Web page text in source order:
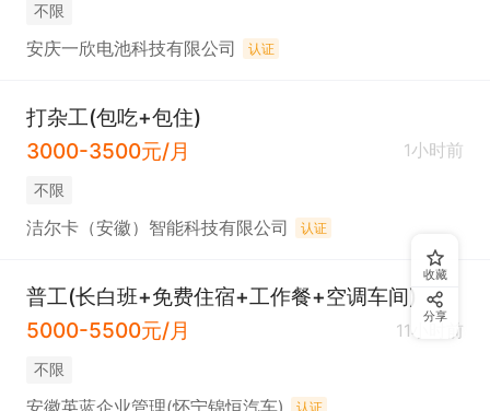
不限
安庆一欣电池科技有限公司 认证
打杂工(包吃+包住)
3000-3500元/月
1小时前
不限
洁尔卡（安徽）智能科技有限公司 认证
普工(长白班+免费住宿+工作餐+空调车间)
5000-5500元/月
11小时前
不限
认证
收藏
分享